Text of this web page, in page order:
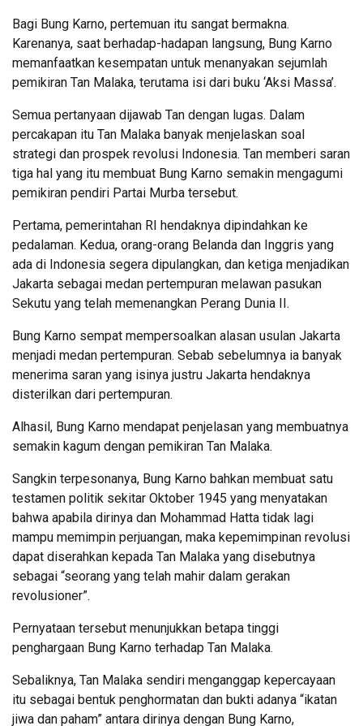
Bagi Bung Karno, pertemuan itu sangat bermakna.
Karenanya, saat berhadap-hadapan langsung, Bung Karno
memanfaatkan kesempatan untuk menanyakan sejumlah
pemikiran Tan Malaka, terutama isi dari buku ‘Aksi Massa’.
Semua pertanyaan dijawab Tan dengan lugas. Dalam
percakapan itu Tan Malaka banyak menjelaskan soal
strategi dan prospek revolusi Indonesia. Tan memberi saran
tiga hal yang itu membuat Bung Karno semakin mengagumi
pemikiran pendiri Partai Murba tersebut.
Pertama, pemerintahan RI hendaknya dipindahkan ke
pedalaman. Kedua, orang-orang Belanda dan Inggris yang
ada di Indonesia segera dipulangkan, dan ketiga menjadikan
Jakarta sebagai medan pertempuran melawan pasukan
Sekutu yang telah memenangkan Perang Dunia II.
Bung Karno sempat mempersoalkan alasan usulan Jakarta
menjadi medan pertempuran. Sebab sebelumnya ia banyak
menerima saran yang isinya justru Jakarta hendaknya
disterilkan dari pertempuran.
Alhasil, Bung Karno mendapat penjelasan yang membuatnya
semakin kagum dengan pemikiran Tan Malaka.
Sangkin terpesonanya, Bung Karno bahkan membuat satu
testamen politik sekitar Oktober 1945 yang menyatakan
bahwa apabila dirinya dan Mohammad Hatta tidak lagi
mampu memimpin perjuangan, maka kepemimpinan revolusi
dapat diserahkan kepada Tan Malaka yang disebutnya
sebagai “seorang yang telah mahir dalam gerakan
revolusioner”.
Pernyataan tersebut menunjukkan betapa tinggi
penghargaan Bung Karno terhadap Tan Malaka.
Sebaliknya, Tan Malaka sendiri menganggap kepercayaan
itu sebagai bentuk penghormatan dan bukti adanya “ikatan
jiwa dan paham” antara dirinya dengan Bung Karno,